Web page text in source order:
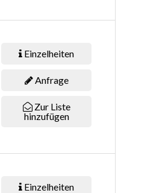
Einzelheiten
Anfrage
Zur Liste
hinzufügen
Einzelheiten